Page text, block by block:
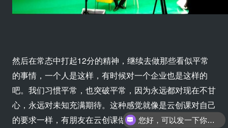
然后在常态中打起12分的精神，继续去做那些看似平常
的事情，一个人是这样，有时候对一个企业也是这样的
吧。我们习惯平常，也突破平常，因为永远都对现在不甘
心，永远对未知充满期待。这种感觉就像是云创课对自己
的要求一样，有朋友在云创课做课程拍摄，他自认为自己
您好，可以发一下你们的公司简介嘛？